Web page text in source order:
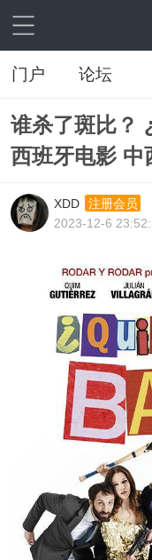
门户 论坛
谁杀了斑比？
西班牙电影 中
XDD
注册会员
2023-12-6